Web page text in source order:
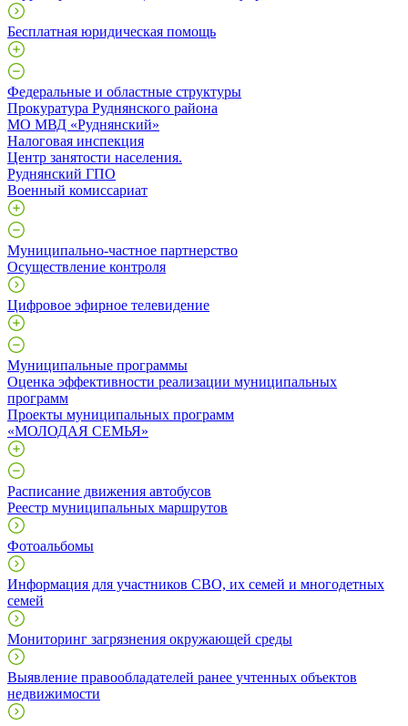
Бесплатная юридическая помощь
Федеральные и областные структуры
Прокуратура Руднянского района
МО МВД «Руднянский»
Налоговая инспекция
Центр занятости населения.
Руднянский ГПО
Военный комиссариат
Муниципально-частное партнерство
Осуществление контроля
Цифровое эфирное телевидение
Муниципальные программы
Оценка эффективности реализации муниципальных
программ
Проекты муниципальных программ
«МОЛОДАЯ СЕМЬЯ»
Расписание движения автобусов
Реестр муниципальных маршрутов
Фотоальбомы
Информация для участников СВО, их семей и многодетных
семей
Мониторинг загрязнения окружающей среды
Выявление правообладателей ранее учтенных объектов
недвижимости